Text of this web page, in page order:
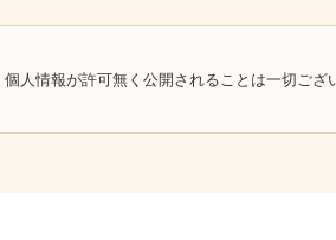
人情報が許可無く公開されることは一切ござ